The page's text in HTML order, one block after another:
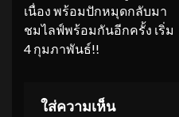
เนื่อง พร้อมปักหมุดกลับมา
ชมไลฟ์พร้อมกันอีกครั้ง เริ่ม
4 กุมภาพันธ์!!
ใส่ความเห็น